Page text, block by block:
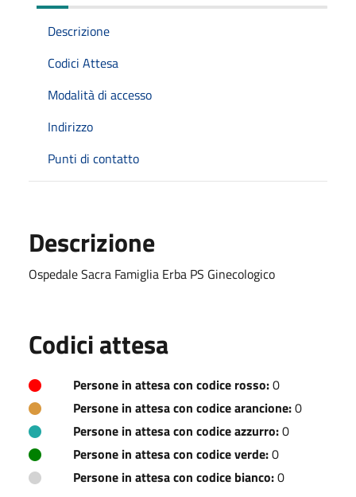
Descrizione
Codici Attesa
Modalità di accesso
Indirizzo
Punti di contatto
Descrizione
Ospedale Sacra Famiglia Erba PS Ginecologico
Codici attesa
Persone in attesa con codice rosso:0
Persone in attesa con codice arancione:0
Persone in attesa con codice azzurro:0
Persone in attesa con codice verde:0
Persone in attesa con codice bianco:0